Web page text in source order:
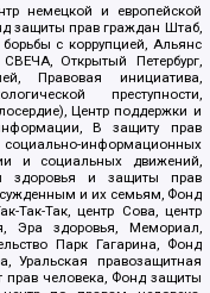
немецкой и европейской
защиты прав граждан Штаб,
с коррупцией, Альянс
Открытый Петербург,
Правовая инициатива,
преступности,
Центр поддержки и
В защиту прав
информационных
и социальных движений,
здоровья и защиты прав
и их семьям, Фонд
Так-Так, центр Сова, центр
Эра здоровья, Мемориал,
Парк Гагарина, Фонд
Уральская правозащитная
прав человека, Фонд защиты